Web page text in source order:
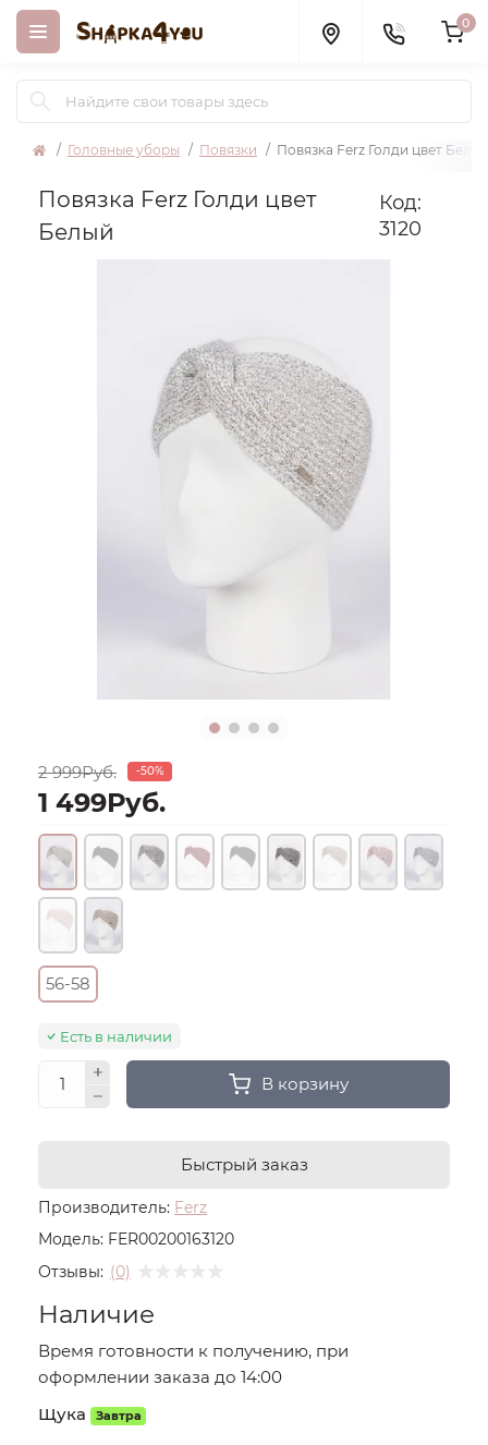
0
Головные уборы Повязки Повязка Ferz Голди цвет
Повязка Ferz Голди цвет
Белый
Код:
3120
Производитель: Ferz
Модель: FER00200163120
Отзывы: (0)
2 999Руб. -50%
1 499Руб.
56-58
Есть в наличии
В корзину
Быстрый заказ
Наличие
Время готовности к получению, при
оформлении заказа до 14:00
Щука
Завтра